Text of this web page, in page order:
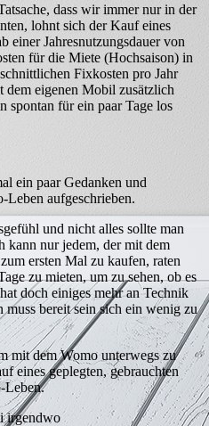
dass wir immer nur in der
lohnt sich der Kauf eines
einer Jahresnutzungsdauer von
für die Miete (Hochsaison) in
Fixkosten pro Jahr
eigenen Mobil zusätzlich
spontan für ein paar Tage los
ein paar Gedanken und
Leben aufgeschrieben.
und nicht alles sollte man
kann nur jedem, der mit dem
ersten Mal zu kaufen, raten
zu mieten, um zu sehen, ob es
doch einiges mehr an Technik
bereit sein sich ein wenig zu
mit dem Womo unterwegs zu
eines geplegten, gebrauchten
Leben.
irgendwo